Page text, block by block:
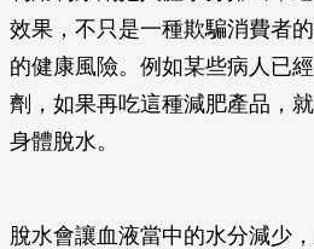
效果，不只是一種欺騙消費者
的健康風險。例如某些病人已
劑，如果再吃這種減肥產品，
身體脫水。
脫水會讓血液當中的水分減少